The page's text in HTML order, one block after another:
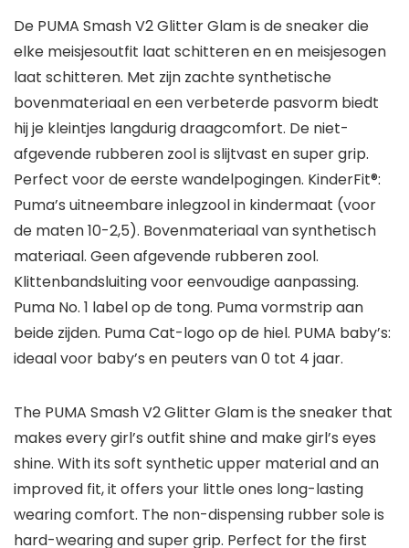
De PUMA Smash V2 Glitter Glam is de sneaker die
elke meisjesoutfit laat schitteren en en meisjesogen
laat schitteren. Met zijn zachte synthetische
bovenmateriaal en een verbeterde pasvorm biedt
hij je kleintjes langdurig draagcomfort. De niet-
afgevende rubberen zool is slijtvast en super grip.
Perfect voor de eerste wandelpogingen. KinderFit®:
Puma’s uitneembare inlegzool in kindermaat (voor
de maten 10-2,5). Bovenmateriaal van synthetisch
materiaal. Geen afgevende rubberen zool.
Klittenbandsluiting voor eenvoudige aanpassing.
Puma No. 1 label op de tong. Puma vormstrip aan
beide zijden. Puma Cat-logo op de hiel. PUMA baby’s:
ideaal voor baby’s en peuters van 0 tot 4 jaar.
The PUMA Smash V2 Glitter Glam is the sneaker that
makes every girl’s outfit shine and make girl’s eyes
shine. With its soft synthetic upper material and an
improved fit, it offers your little ones long-lasting
wearing comfort. The non-dispensing rubber sole is
hard-wearing and super grip. Perfect for the first